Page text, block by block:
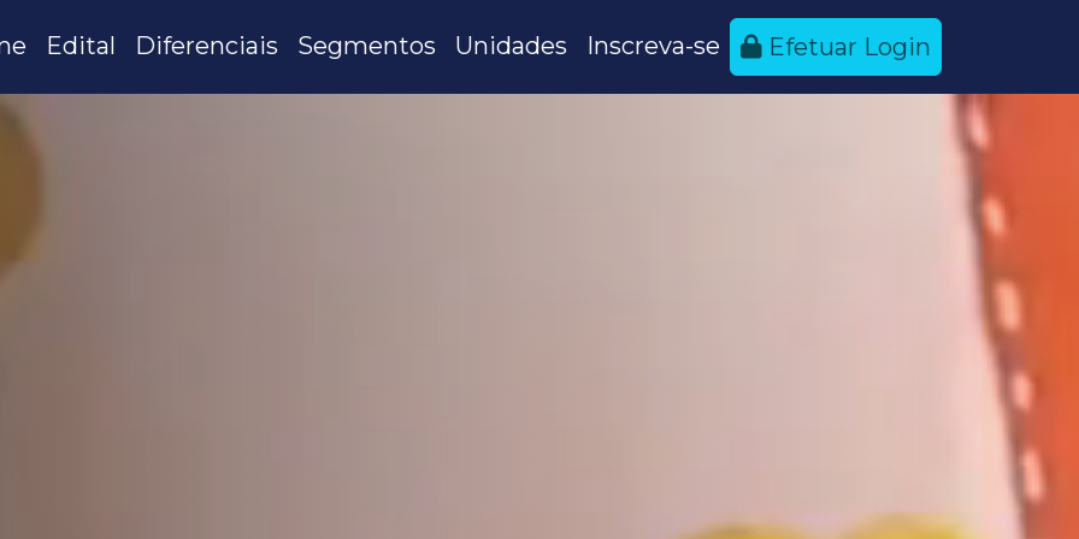
Edital Diferenciais Segmentos Unidades Inscreva-se Efetuar Login